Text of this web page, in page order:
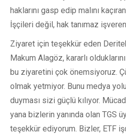
haklarını gasp edip malını
İşçileri değil, hak tanımaz
Ziyaret için teşekkür eden
Makum Alagöz, kararlı
bu ziyaretini çok önemsiyoruz.
olmak yetmiyor. Bunu medya
duyması sizi güçlü kılıyor.
yana bizlerin yanında olan TGS
teşekkür ediyorum. Bizler, ETF